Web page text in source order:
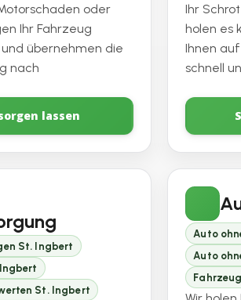
oder
Ihr Fahrzeug
übernehmen die
nach
lassen
Ihr
holen es
Ihnen
schnell
St. Ingbert
St. Ingbert
Auto
Auto